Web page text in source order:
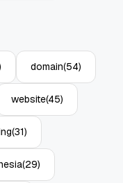
domain(54)
website(45)
(31)
(29)